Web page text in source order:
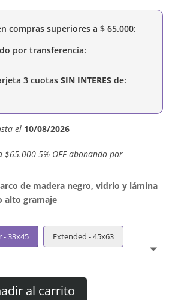
compras superiores a $ 65.000:
por transferencia:
3 cuotas SIN INTERES de:
el 10/08/2026
$65.000 5% OFF abonando por
de madera negro, vidrio y lámina
alto gramaje
- 33x45 Extended - 45x63
al carrito